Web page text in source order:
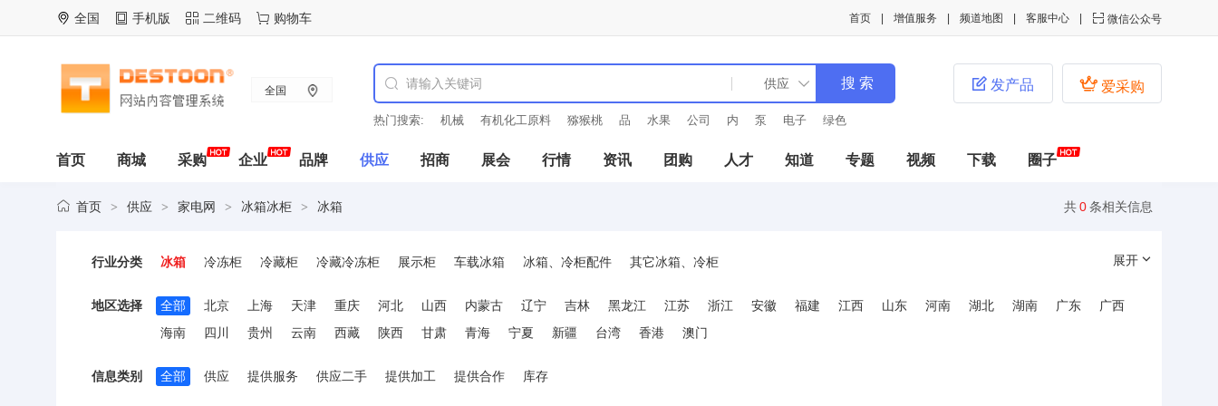
全国 手机版 二维码 购物车  微信公众号
客服中心
频道地图
增值服务
首页
全国
热门搜索: 机械 有机化工原料 猕猴桃 品 水果 公司 内 泵 电子 绿色
 爱采购
 发产品
首页 商城 采购 企业 品牌 供应 招商 展会 行情 资讯 团购 人才 知道 专题 视频 下载 圈子
共0条相关信息
首页 > 供应 > 家电网 > 冰箱冰柜 > 冰箱
行业分类 冰箱 冷冻柜 冷藏柜 冷藏冷冻柜 展示柜 车载冰箱 冰箱、冷柜配件 其它冰箱、冷柜 展开
地区选择 全部 北京 上海 天津 重庆 河北 山西 内蒙古 辽宁 吉林 黑龙江 江苏 浙江 安徽 福建 江西 山东 河南 湖北 湖南 广东
广西
海南
四川 贵州 云南 西藏 陕西 甘肃 青海 宁夏 新疆 台湾 香港 澳门
信息类别 全部 供应 提供服务 供应二手 提供加工 提供合作 库存